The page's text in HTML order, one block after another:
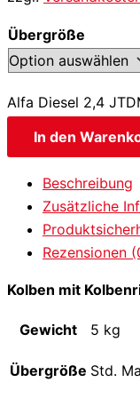
Übergröße
Alfa Diesel 2,4
In den
Beschreibung
Zusätzliche
Rezensionen
Kolben mit
Gewicht 5 kg
Übergröße Std.